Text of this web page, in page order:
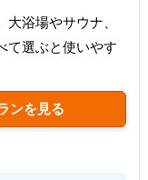
浴場やサウナ、
て選ぶと使いやす
ンを見る